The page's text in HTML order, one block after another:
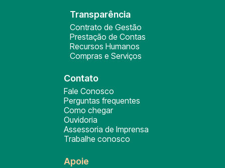
Transparência
Contrato de Gestão
Prestação de Contas
Recursos Humanos
Compras e Serviços
Contato
Fale Conosco
Perguntas frequentes
Como chegar
Ouvidoria
Assessoria de Imprensa
Trabalhe conosco
Apoie